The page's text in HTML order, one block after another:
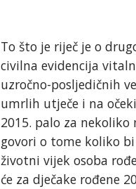
To što je riječ je o
civilna evidencija
uzročno-posljedičnih
umrlih utječe i na
2015. palo za
govori o tome koliko
životni vijek osoba
će za dječake rođene